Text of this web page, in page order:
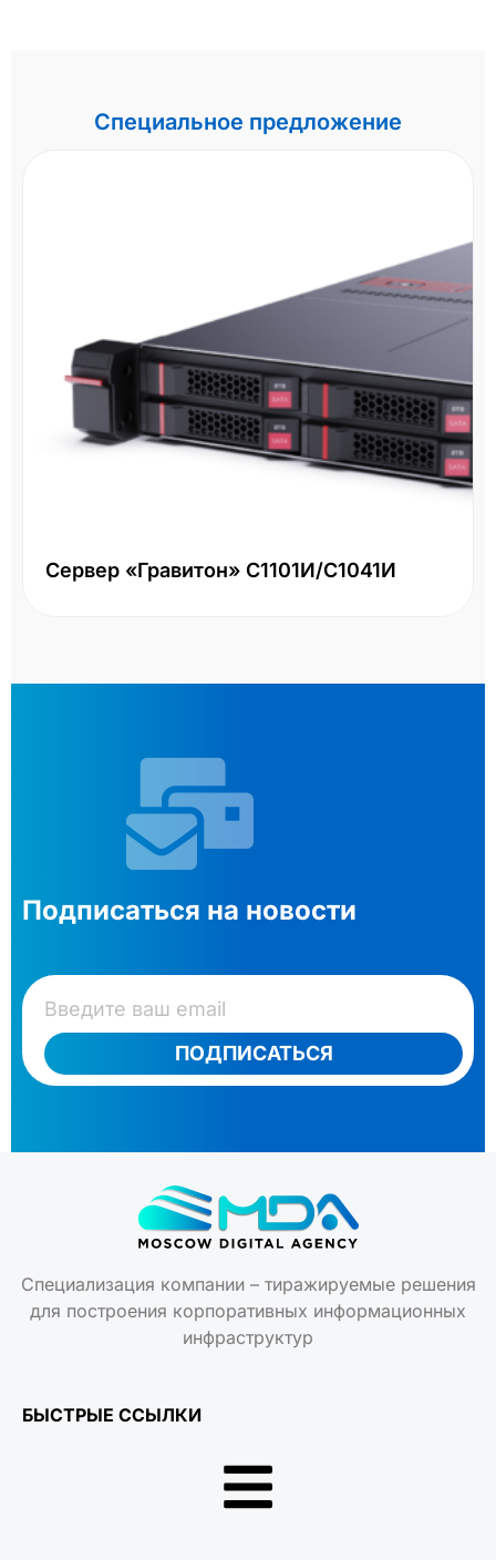
Специальное предложение
СХД HPE MSA 2060 R0Q73A -
LFF
Два контроллера 16Gb FC, большой форм-
Подписаться на новости
ПОДПИСАТЬСЯ
Специализация компании – тиражируемые решения
для построения корпоративных информационных
инфраструктур
БЫСТРЫЕ ССЫЛКИ